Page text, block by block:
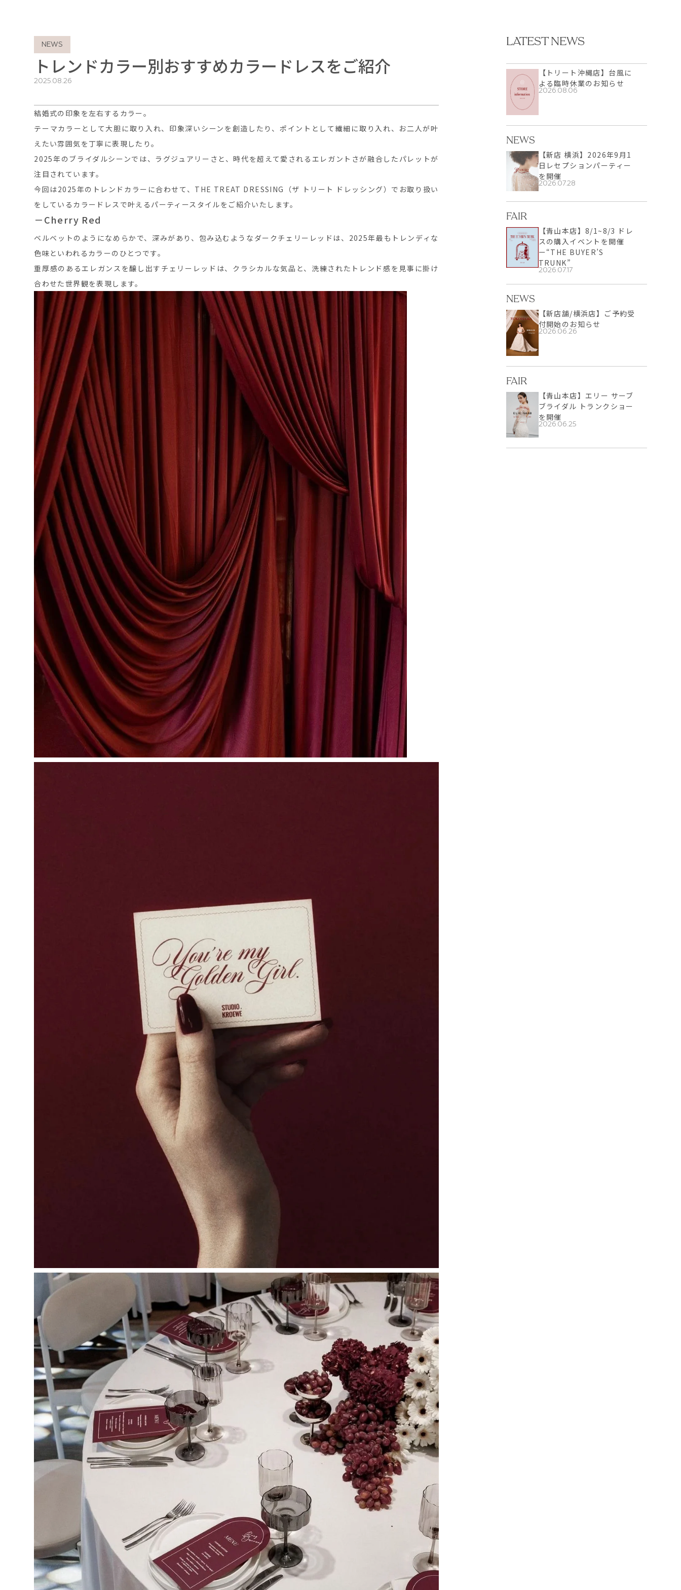
NEWS
トレンドカラー別おすすめカラードレスをご紹介
2025.08.26
結婚式の印象を左右するカラー。
テーマカラーとして大胆に取り入れ、印象深いシーンを創造したり、ポイントとして繊細に取り入れ、お二人が叶
えたい雰囲気を丁寧に表現したり。
2025年のブライダルシーンでは、ラグジュアリーさと、時代を超えて愛されるエレガントさが融合したパレットが
注目されています。
今回は2025年のトレンドカラーに合わせて、THE TREAT DRESSING（ザ トリート ドレッシング）でお取り扱い
をしているカラードレスで叶えるパーティースタイルをご紹介いたします。
－Cherry Red
ベルベットのようになめらかで、深みがあり、包み込むようなダークチェリーレッドは、2025年最もトレンディな
色味といわれるカラーのひとつです。
重厚感のあるエレガンスを醸し出すチェリーレッドは、クラシカルな気品と、洗練されたトレンド感を見事に掛け
合わせた世界観を表現します。
LATEST NEWS
【トリート沖縄店】台風に
よる臨時休業のお知らせ
2026.08.06
NEWS
【新店 横浜】2026年9月1
日レセプションパーティー
を開催
2026.07.28
FAIR
【青山本店】8/1~8/3 ドレ
スの購入イベントを開催
ー“THE BUYER’S
TRUNK”
2026.07.17
NEWS
【新店舗/横浜店】ご予約受
付開始のお知らせ
2026.06.26
FAIR
【青山本店】エリー サーブ
ブライダル トランクショー
を開催
2026.06.25